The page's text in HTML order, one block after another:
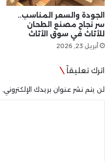
الجودة والسعر المناسب..
سر نجاح مصنع الطحان
للأثاث في سوق الأثاث
أبريل 23, 2026
اترك تعليقاً
لن يتم نشر عنوان بريدك الإلكتروني.